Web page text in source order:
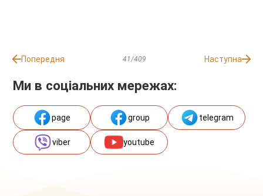
Попередня 41/409 Наступна
Ми в соціальних мережах:
page group telegram
viber youtube